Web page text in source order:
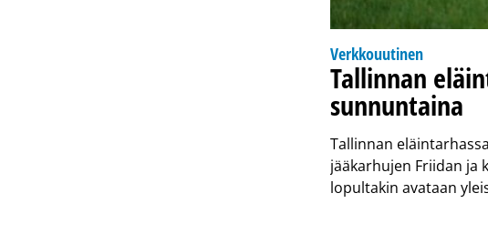
Verkkouutinen
Tallinnan
sunnuntaina
Tallinnan
jääkarhujen Friidan ja
lopultakin avataan